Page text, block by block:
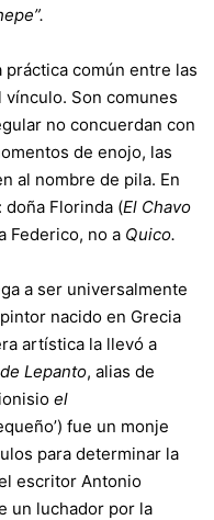
común entre las
vínculo. Son comunes
no concuerdan con
de enojo, las
al nombre de pila. En
doña Florinda (El Chavo
Federico, no a Quico.
a ser universalmente
pintor nacido en Grecia
artística la llevó a
Lepanto, alias de
el
fue un monje
para determinar la
escritor Antonio
un luchador por la